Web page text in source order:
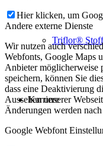
Triflor®
Karriere
Hier klicken, um
Andere externe Dienste
Wir nutzen auch
Webfonts, Google Maps
Anbieter möglicherweise
speichern, können Sie
dass eine Deaktivierung
Aussehen unserer
Änderungen werden
Google Webfont